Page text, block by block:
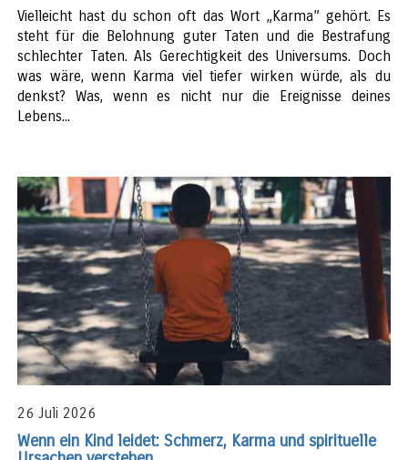
Vielleicht hast du schon oft das Wort „Karma” gehört. Es
steht für die Belohnung guter Taten und die Bestrafung
schlechter Taten. Als Gerechtigkeit des Universums. Doch
was wäre, wenn Karma viel tiefer wirken würde, als du
denkst? Was, wenn es nicht nur die Ereignisse deines
Lebens...
26 Juli 2026
Wenn ein Kind leidet: Schmerz, Karma und spirituelle